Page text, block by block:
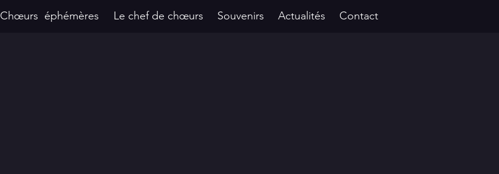
Chœurs éphémères Le chef de chœurs Souvenirs Actualités Contact